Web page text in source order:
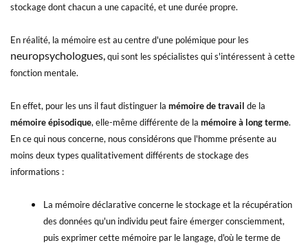
stockage dont chacun a une capacité, et une durée propre.
En réalité, la mémoire est au centre d'une polémique pour les
neuropsychologues,qui sont les spécialistes qui s'intéressent à cette
fonction mentale.
En effet, pour les uns il faut distinguer la mémoire de travail de la
mémoire épisodique, elle-même différente de la mémoire à long terme.
En ce qui nous concerne, nous considérons que l'homme présente au
moins deux types qualitativement différents de stockage des
informations :
La mémoire déclarative concerne le stockage et la récupération
des données qu'un individu peut faire émerger consciemment,
puis exprimer cette mémoire par le langage, d'où le terme de